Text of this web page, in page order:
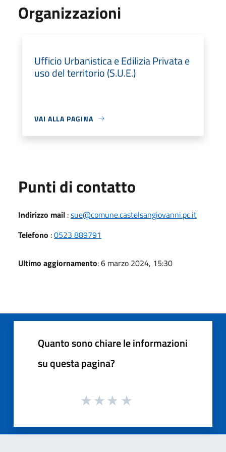
Organizzazioni
Ufficio Urbanistica e Edilizia Privata e
uso del territorio (S.U.E.)
VAI ALLA PAGINA
Punti di contatto
Indirizzo mail :sue@comune.castelsangiovanni.pc.it
Telefono :0523 889791
Ultimo aggiornamento: 6 marzo 2024, 15:30
Quanto sono chiare le informazioni
su questa pagina?